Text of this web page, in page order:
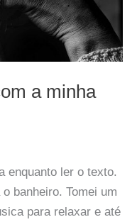
a minha
enquanto ler o texto.
banheiro. Tomei um
para relaxar e até